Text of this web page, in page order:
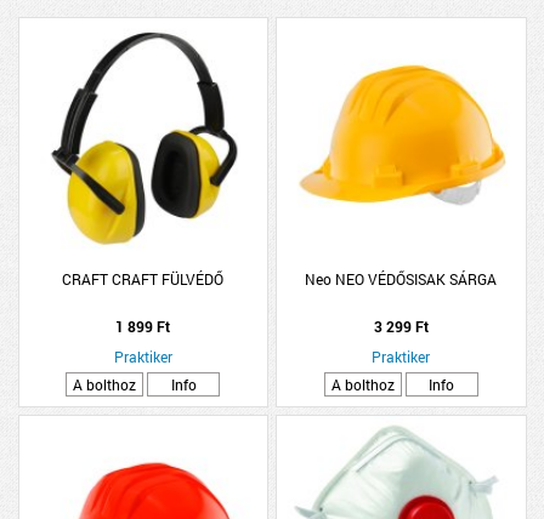
CRAFT CRAFT FÜLVÉDŐ
1 899 Ft
Praktiker
A bolthoz
Info
Neo NEO VÉDŐSISAK SÁRGA
3 299 Ft
Praktiker
A bolthoz
Info